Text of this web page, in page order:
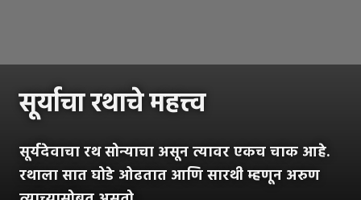
सूर्याचा रथाचे महत्त्व
सूर्यदेवाचा रथ सोन्याचा असून त्यावर एकच चाक आहे.
रथाला सात घोडे ओढतात आणि सारथी म्हणून अरुण